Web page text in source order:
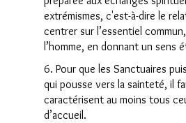
extrémismes, c'est-à-dire le
centrer sur l’essentiel
l’homme, en donnant un sens
6. Pour que les Sanctuaires
qui pousse vers la sainteté, il
caractérisent au moins tous
d’accueil.